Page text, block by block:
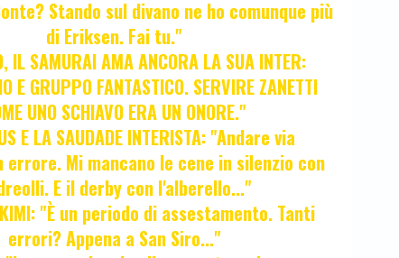
Stando sul divano ne ho comunque più
di Eriksen. Fai tu."
IL SAMURAI AMA ANCORA LA SUA INTER:
E GRUPPO FANTASTICO. SERVIRE ZANETTI
UNO SCHIAVO ERA UN ONORE."
E LA SAUDADE INTERISTA: "Andare via
errore. Mi mancano le cene in silenzio con
E il derby con l'alberello..."
"È un periodo di assestamento. Tanti
errori? Appena a San Siro..."